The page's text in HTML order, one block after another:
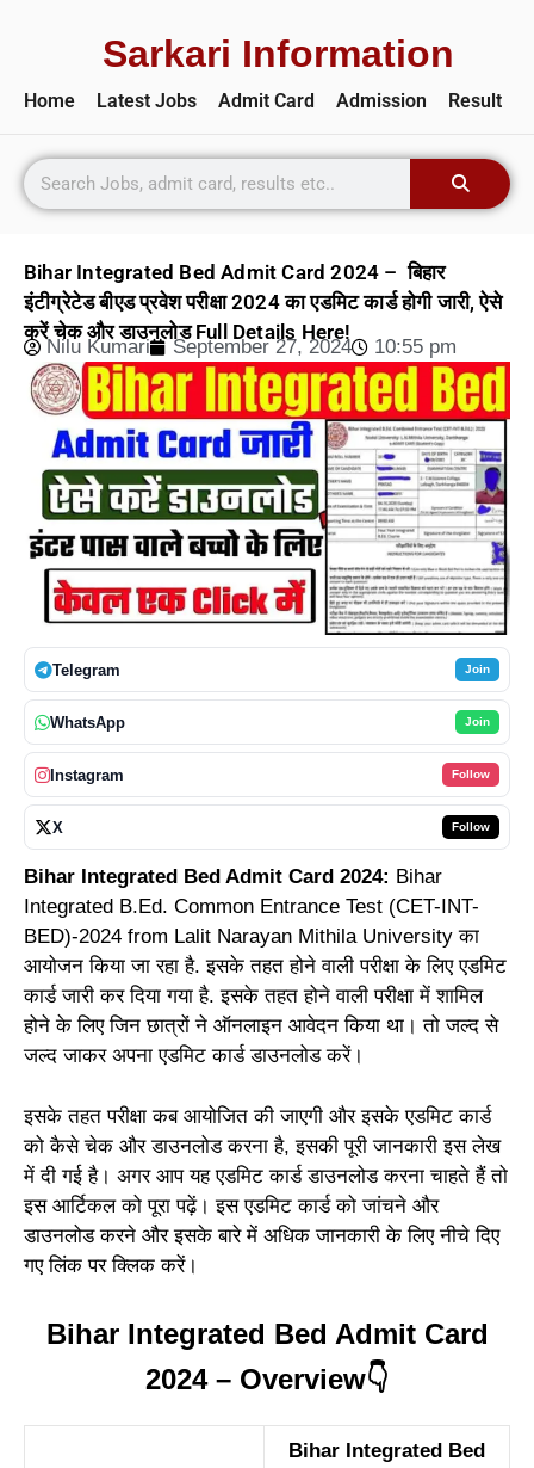
Sarkari Information
Home Latest Jobs Admit Card Admission Result
Bihar Integrated Bed Admit Card 2024 – बिहार
इंटीग्रेटेड बीएड प्रवेश परीक्षा 2024 का एडमिट कार्ड होगी जारी, ऐसे
करें चेक और डाउनलोड Full Details Here!
Nilu Kumari September 27, 2024 10:55 pm
Telegram Join
WhatsApp Join
Instagram Follow
X Follow
Bihar Integrated Bed Admit Card 2024: Bihar
Integrated B.Ed. Common Entrance Test (CET-INT-
BED)-2024 from Lalit Narayan Mithila University का
आयोजन किया जा रहा है. इसके तहत होने वाली परीक्षा के लिए एडमिट
कार्ड जारी कर दिया गया है. इसके तहत होने वाली परीक्षा में शामिल
होने के लिए जिन छात्रों ने ऑनलाइन आवेदन किया था। तो जल्द से
जल्द जाकर अपना एडमिट कार्ड डाउनलोड करें।
इसके तहत परीक्षा कब आयोजित की जाएगी और इसके एडमिट कार्ड
को कैसे चेक और डाउनलोड करना है, इसकी पूरी जानकारी इस लेख
में दी गई है। अगर आप यह एडमिट कार्ड डाउनलोड करना चाहते हैं तो
इस आर्टिकल को पूरा पढ़ें। इस एडमिट कार्ड को जांचने और
डाउनलोड करने और इसके बारे में अधिक जानकारी के लिए नीचे दिए
गए लिंक पर क्लिक करें।
Bihar Integrated Bed Admit Card
2024 – Overview👇
Bihar Integrated Bed